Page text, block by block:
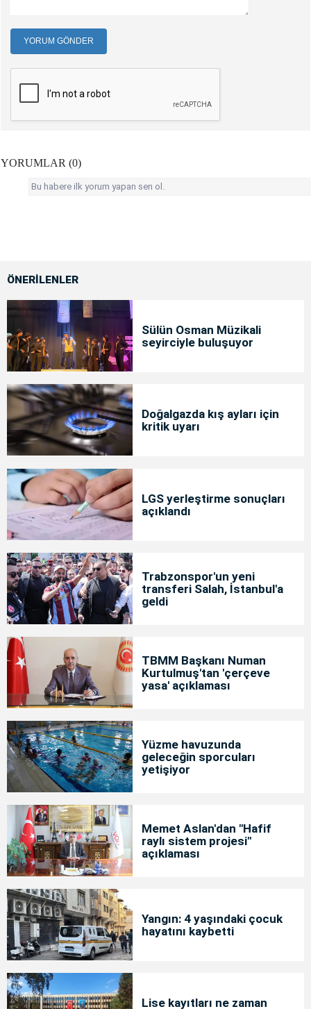
YORUM GÖNDER
YORUMLAR (0)
Bu habere ilk yorum yapan sen ol.
ÖNERİLENLER
Sülün Osman Müzikali
seyirciyle buluşuyor
Doğalgazda kış ayları için
kritik uyarı
LGS yerleştirme sonuçları
açıklandı
Trabzonspor'un yeni
transferi Salah, İstanbul'a
geldi
TBMM Başkanı Numan
Kurtulmuş'tan 'çerçeve
yasa' açıklaması
Yüzme havuzunda
geleceğin sporcuları
yetişiyor
Memet Aslan'dan "Hafif
raylı sistem projesi"
açıklaması
Yangın: 4 yaşındaki çocuk
hayatını kaybetti
Lise kayıtları ne zaman